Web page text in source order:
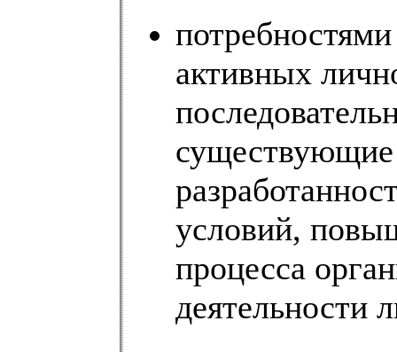
активных
существующие
условий,
процесса
деятельности